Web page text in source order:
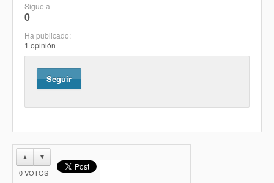
Sigue a
0
Ha publicado:
1 opinión
Seguir
▲ ▼
0VOTOS